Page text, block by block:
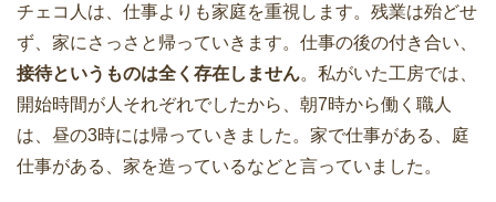
チェコ人は、仕事よりも家庭を重視します。残業は殆どせ
ず、家にさっさと帰っていきます。仕事の後の付き合い、
接待というものは全く存在しません。私がいた工房では、
開始時間が人それぞれでしたから、朝7時から働く職人
は、昼の3時には帰っていきました。家で仕事がある、庭
仕事がある、家を造っているなどと言っていました。